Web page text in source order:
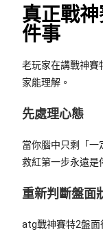
真正戰
件事
老玩家在講戰神賽
家能理解。
先處理心態
當你腦中只剩「一
救紅第一步永遠是
重新判斷盤面
atg戰神賽特2盤面